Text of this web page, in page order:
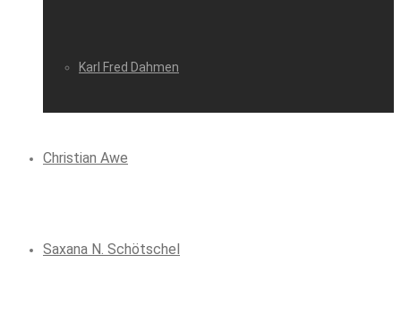
Karl Fred Dahmen
Christian Awe
Saxana N. Schötschel